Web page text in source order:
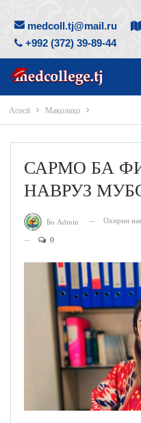
medcoll.tj@mail.ru
+992 (372) 39-89-44
Асосӣ Мақолаҳо
САРМО БА
НАВРУЗ
Бо Admin Охирин
0